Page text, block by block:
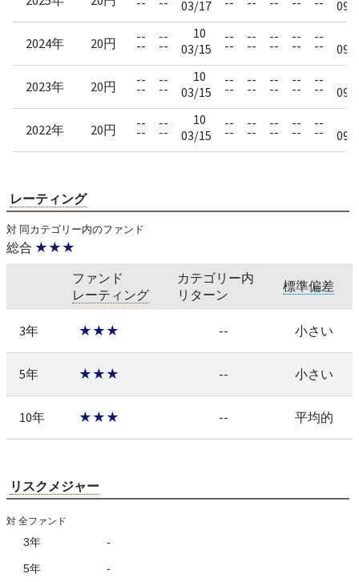
03/17 09/
2024年 20円 --
--
--
--
10
03/15
--
--
--
--
--
--
--
--
--
--
09/
2023年 20円 --
--
--
--
10
03/15
--
--
--
--
--
--
--
--
--
--
09/
2022年 20円 --
--
--
--
10
03/15
--
--
--
--
--
--
--
--
--
--
09/
レーティング
対 同カテゴリー内のファンド
総合 ★★★
ファンド
レーティング
カテゴリー内
リターン
標準偏差
3年 ★★★ -- 小さい
5年 ★★★ -- 小さい
10年 ★★★ -- 平均的
リスクメジャー
対 全ファンド
3年 -
5年 -